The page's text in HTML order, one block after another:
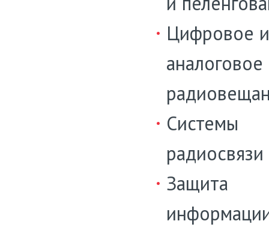
Цифровое и
Системы
радиосвязи
Защита